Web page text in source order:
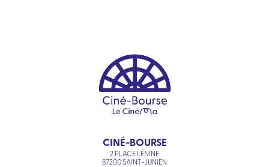
CINÉ-BOURSE
2 PLACE LÉNINE
87200 SAINT-JUNIEN